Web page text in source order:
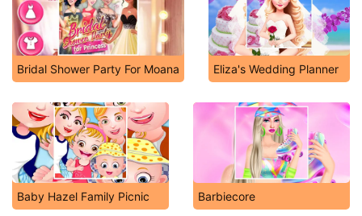
Bridal Shower Party For Moana Eliza's Wedding Planner
Baby Hazel Family Picnic Barbiecore